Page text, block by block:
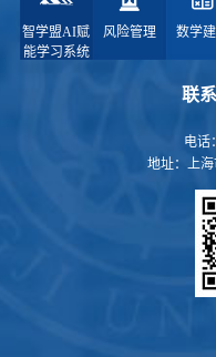
智学盟AI赋
能学习系统
风险管理 数学
联
电话
地址：上